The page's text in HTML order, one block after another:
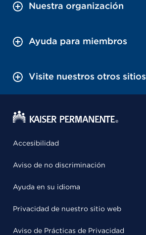
Nuestra organización
Ayuda para miembros
Visite nuestros otros sitios
Accesibilidad
Aviso de no discriminación
Ayuda en su idioma
Privacidad de nuestro sitio web
Aviso de Prácticas de Privacidad